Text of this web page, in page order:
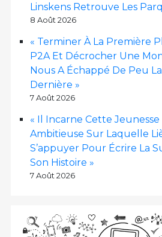
Linskens Retrouve Les
8 Août 2026
« Terminer À La Première
P2A Et Décrocher Une
Nous A Échappé De Peu La
Dernière »
7 Août 2026
« Il Incarne Cette Jeunesse
Ambitieuse Sur Laquelle
S’appuyer Pour Écrire La
Son Histoire »
7 Août 2026